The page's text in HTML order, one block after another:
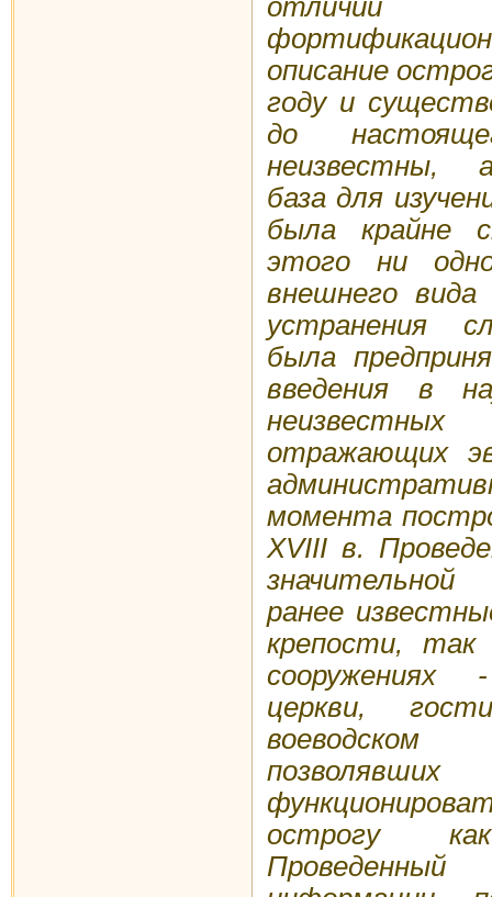
описание
году и
до
неизвестны, а
база для
была крайне
этого ни
внешнего
устранения
была
введения в
отражающих
момента
XVIII в.
ранее
крепости,
сооружениях
церкви,
острогу
Проведенный